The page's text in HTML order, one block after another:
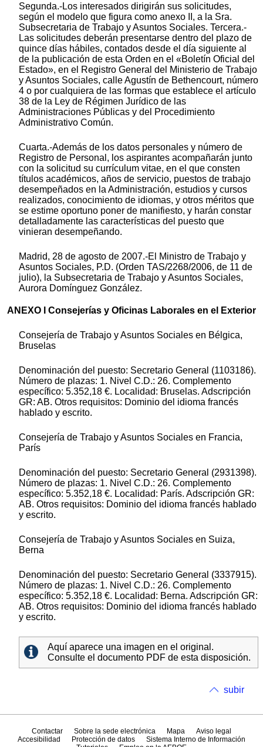
Segunda.-Los interesados dirigirán sus solicitudes,
según el modelo que figura como anexo II, a la Sra.
Subsecretaria de Trabajo y Asuntos Sociales. Tercera.-
Las solicitudes deberán presentarse dentro del plazo de
quince días hábiles, contados desde el día siguiente al
de la publicación de esta Orden en el «Boletín Oficial del
Estado», en el Registro General del Ministerio de Trabajo
y Asuntos Sociales, calle Agustín de Bethencourt, número
4 o por cualquiera de las formas que establece el artículo
38 de la Ley de Régimen Jurídico de las
Administraciones Públicas y del Procedimiento
Administrativo Común.
Cuarta.-Además de los datos personales y número de
Registro de Personal, los aspirantes acompañarán junto
con la solicitud su currículum vitae, en el que consten
títulos académicos, años de servicio, puestos de trabajo
desempeñados en la Administración, estudios y cursos
realizados, conocimiento de idiomas, y otros méritos que
se estime oportuno poner de manifiesto, y harán constar
detalladamente las características del puesto que
vinieran desempeñando.
Madrid, 28 de agosto de 2007.-El Ministro de Trabajo y
Asuntos Sociales, P.D. (Orden TAS/2268/2006, de 11 de
julio), la Subsecretaria de Trabajo y Asuntos Sociales,
Aurora Domínguez González.
ANEXO I Consejerías y Oficinas Laborales en el Exterior
Consejería de Trabajo y Asuntos Sociales en Bélgica,
Bruselas
Denominación del puesto: Secretario General (1103186).
Número de plazas: 1. Nivel C.D.: 26. Complemento
específico: 5.352,18 €. Localidad: Bruselas. Adscripción
GR: AB. Otros requisitos: Dominio del idioma francés
hablado y escrito.
Consejería de Trabajo y Asuntos Sociales en Francia,
París
Denominación del puesto: Secretario General (2931398).
Número de plazas: 1. Nivel C.D.: 26. Complemento
específico: 5.352,18 €. Localidad: París. Adscripción GR:
AB. Otros requisitos: Dominio del idioma francés hablado
y escrito.
Consejería de Trabajo y Asuntos Sociales en Suiza,
Berna
Denominación del puesto: Secretario General (3337915).
Número de plazas: 1. Nivel C.D.: 26. Complemento
específico: 5.352,18 €. Localidad: Berna. Adscripción GR:
AB. Otros requisitos: Dominio del idioma francés hablado
y escrito.
Aquí aparece una imagen en el original.
Consulte el documento PDF de esta disposición.
subir
Contactar Sobre la sede electrónica Mapa
Aviso legal
Accesibilidad
Protección de datos
Sistema Interno de Información